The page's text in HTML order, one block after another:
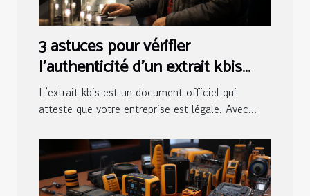
3 astuces pour vérifier
l’authenticité d’un extrait kbis
numérique
L’extrait kbis est un document officiel qui
atteste que votre entreprise est légale. Avec...